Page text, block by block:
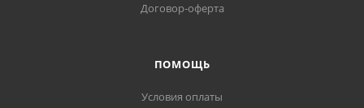
Договор-оферта
ПОМОЩЬ
Условия оплаты